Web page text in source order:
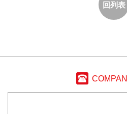
回列表